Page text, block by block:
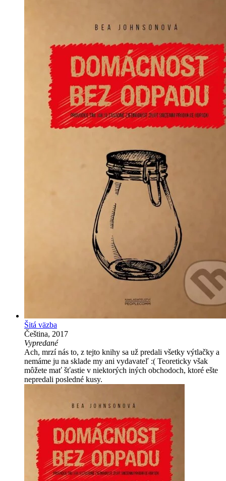
Šitá väzba
Čeština, 2017
Vypredané
Ach, mrzí nás to, z tejto knihy sa už predali všetky výtlačky a
nemáme ju na sklade my ani vydavateľ :( Teoreticky však
môžete mať šťastie v niektorých iných obchodoch, ktoré ešte
nepredali posledné kusy.